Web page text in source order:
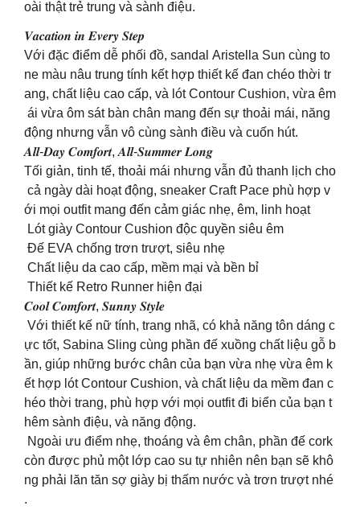
oài thật trẻ trung và sành điệu.
𝑽𝒂𝒄𝒂𝒕𝒊𝒐𝒏 𝒊𝒏 𝑬𝒗𝒆𝒓𝒚 𝑺𝒕𝒆𝒑
Với đặc điểm dễ phối đồ, sandal Aristella Sun cùng to
ne màu nâu trung tính kết hợp thiết kế đan chéo thời tr
ang, chất liệu cao cấp, và lót Contour Cushion, vừa êm
ái vừa ôm sát bàn chân mang đến sự thoải mái, năng
động nhưng vẫn vô cùng sành điều và cuốn hút.
𝑨𝒍𝒍-𝑫𝒂𝒚 𝑪𝒐𝒎𝒇𝒐𝒓𝒕, 𝑨𝒍𝒍-𝑺𝒖𝒎𝒎𝒆𝒓 𝑳𝒐𝒏𝒈
Tối giản, tinh tế, thoải mái nhưng vẫn đủ thanh lịch cho
cả ngày dài hoạt động, sneaker Craft Pace phù hợp v
ới mọi outfit mang đến cảm giác nhẹ, êm, linh hoạt
️ Lót giày Contour Cushion độc quyền siêu êm
️ Đế EVA chống trơn trượt, siêu nhẹ
️ Chất liệu da cao cấp, mềm mại và bền bỉ
️ Thiết kế Retro Runner hiện đại
𝑪𝒐𝒐𝒍 𝑪𝒐𝒎𝒇𝒐𝒓𝒕, 𝑺𝒖𝒏𝒏𝒚 𝑺𝒕𝒚𝒍𝒆
️ Với thiết kế nữ tính, trang nhã, có khả năng tôn dáng c
ực tốt, Sabina Sling cùng phần đế xuồng chất liệu gỗ b
ần, giúp những bước chân của bạn vừa nhẹ vừa êm k
ết hợp lót Contour Cushion, và chất liệu da mềm đan c
héo thời trang, phù hợp với mọi outfit đi biển của bạn t
hêm sành điệu, và năng động.
Ngoài ưu điểm nhẹ, thoáng và êm chân, phần đế cork
còn được phủ một lớp cao su tự nhiên nên bạn sẽ khô
ng phải lăn tăn sợ giày bị thấm nước và trơn trượt nhé
.